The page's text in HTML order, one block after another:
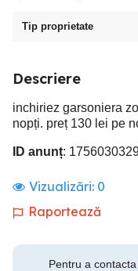
Tip proprietate
Descriere
inchiriez garsoniera
nopți. preț 130 lei pe
ID anunț:
Vizualizări: 0
Raportează
Pentru a